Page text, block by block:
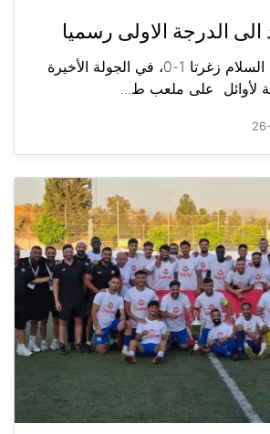
الدرجة الاولى رسميا
فوز طرابلس على السلام زغرتا 1-0، في الجولة الأخيرة
لأوائل على ملعب ط...